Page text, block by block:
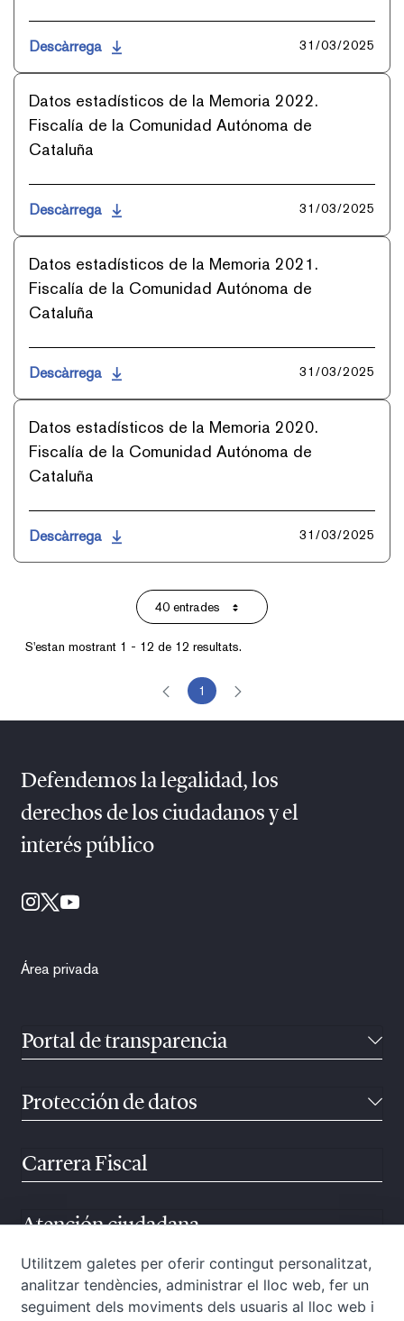
Descàrrega 31/03/2025
Datos estadísticos de la Memoria 2022.
Fiscalía de la Comunidad Autónoma de
Cataluña
Descàrrega 31/03/2025
Datos estadísticos de la Memoria 2021.
Fiscalía de la Comunidad Autónoma de
Cataluña
Descàrrega 31/03/2025
Datos estadísticos de la Memoria 2020.
Fiscalía de la Comunidad Autónoma de
Cataluña
Descàrrega 31/03/2025
40 entradesPer pàgina
S'estan mostrant 1 - 12 de 12 resultats.
Pàgina
1
Defendemos la legalidad, los
derechos de los ciudadanos y el
interés público
Área privada
Portal de transparencia
Protección de datos
Carrera Fiscal
Atención ciudadana
Utilitzem galetes per oferir contingut personalitzat,
analitzar tendències, administrar el lloc web, fer un
seguiment dels moviments dels usuaris al lloc web i